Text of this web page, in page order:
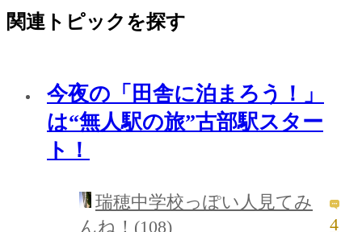
関連トピックを探す
今夜の「田舎に泊まろう！」
は“無人駅の旅”古部駅スター
ト！
瑞穂中学校っぽい人見てみ
んね！(108)
4